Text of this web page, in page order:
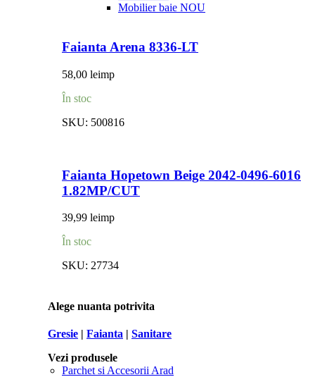
Mobilier baie NOU
Faianta Arena 8336-LT
58,00 leimp
În stoc
SKU: 500816
Faianta Hopetown Beige 2042-0496-6016
1.82MP/CUT
39,99 leimp
În stoc
SKU: 27734
Alege nuanta potrivita
Gresie | Faianta | Sanitare
Vezi produsele
Parchet si Accesorii Arad